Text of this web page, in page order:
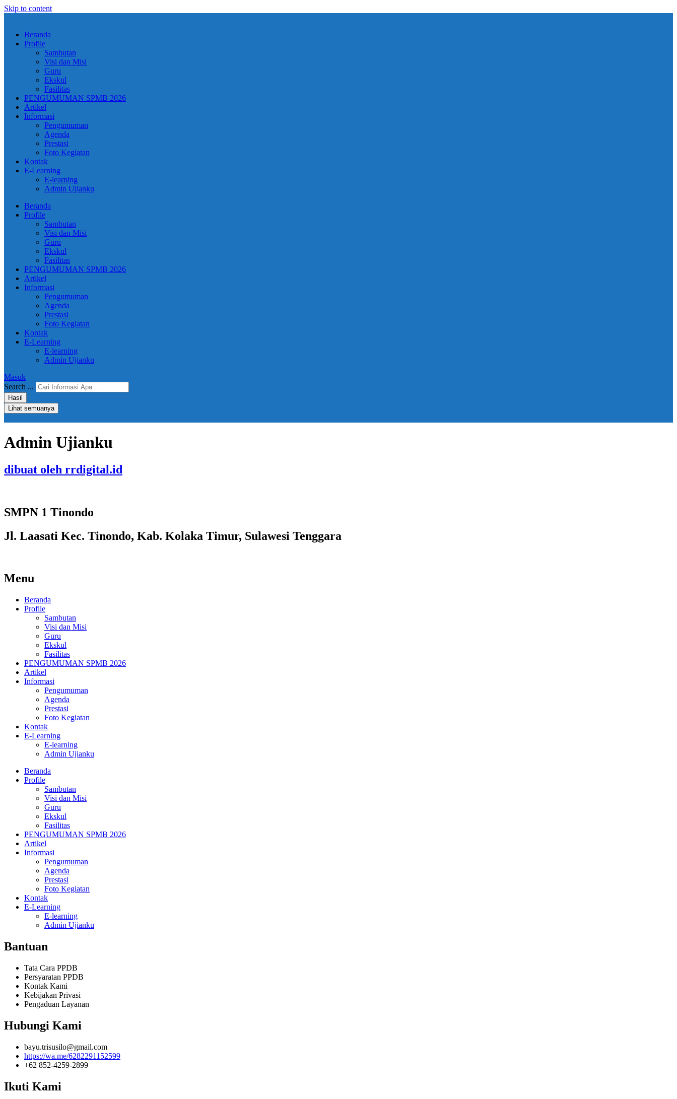
Skip to content
Beranda
Profile
Sambutan
Visi dan Misi
Guru
Ekskul
Fasilitas
PENGUMUMAN SPMB 2026
Artikel
Informasi
Pengumuman
Agenda
Prestasi
Foto Kegiatan
Kontak
E-Learning
E-learning
Admin Ujianku
Beranda
Profile
Sambutan
Visi dan Misi
Guru
Ekskul
Fasilitas
PENGUMUMAN SPMB 2026
Artikel
Informasi
Pengumuman
Agenda
Prestasi
Foto Kegiatan
Kontak
E-Learning
E-learning
Admin Ujianku
Masuk
Search ...
Hasil
Lihat semuanya
Admin Ujianku
dibuat oleh rrdigital.id
SMPN 1 Tinondo
Jl. Laasati Kec. Tinondo, Kab. Kolaka Timur, Sulawesi Tenggara
Menu
Beranda
Profile
Sambutan
Visi dan Misi
Guru
Ekskul
Fasilitas
PENGUMUMAN SPMB 2026
Artikel
Informasi
Pengumuman
Agenda
Prestasi
Foto Kegiatan
Kontak
E-Learning
E-learning
Admin Ujianku
Beranda
Profile
Sambutan
Visi dan Misi
Guru
Ekskul
Fasilitas
PENGUMUMAN SPMB 2026
Artikel
Informasi
Pengumuman
Agenda
Prestasi
Foto Kegiatan
Kontak
E-Learning
E-learning
Admin Ujianku
Bantuan
Tata Cara PPDB
Persyaratan PPDB
Kontak Kami
Kebijakan Privasi
Pengaduan Layanan
Hubungi Kami
bayu.trisusilo@gmail.com
https://wa.me/6282291152599
+62 852-4259-2899
Ikuti Kami